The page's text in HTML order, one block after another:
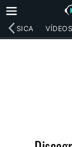
MÚSICA VÍDEOS